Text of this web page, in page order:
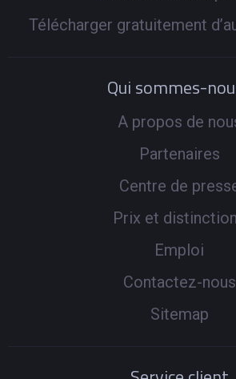
Télécharger gratuitement
Qui sommes-
A propos de
Partenaires
Centre de
Prix et
Emploi
Contactez-nous
Sitemap